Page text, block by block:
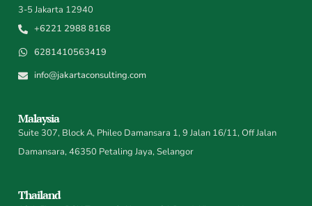
3-5 Jakarta 12940
+6221 2988 8168
6281410563419
info@jakartaconsulting.com
Malaysia
Suite 307, Block A, Phileo Damansara 1, 9 Jalan 16/11, Off Jalan
Damansara, 46350 Petaling Jaya, Selangor
Thailand